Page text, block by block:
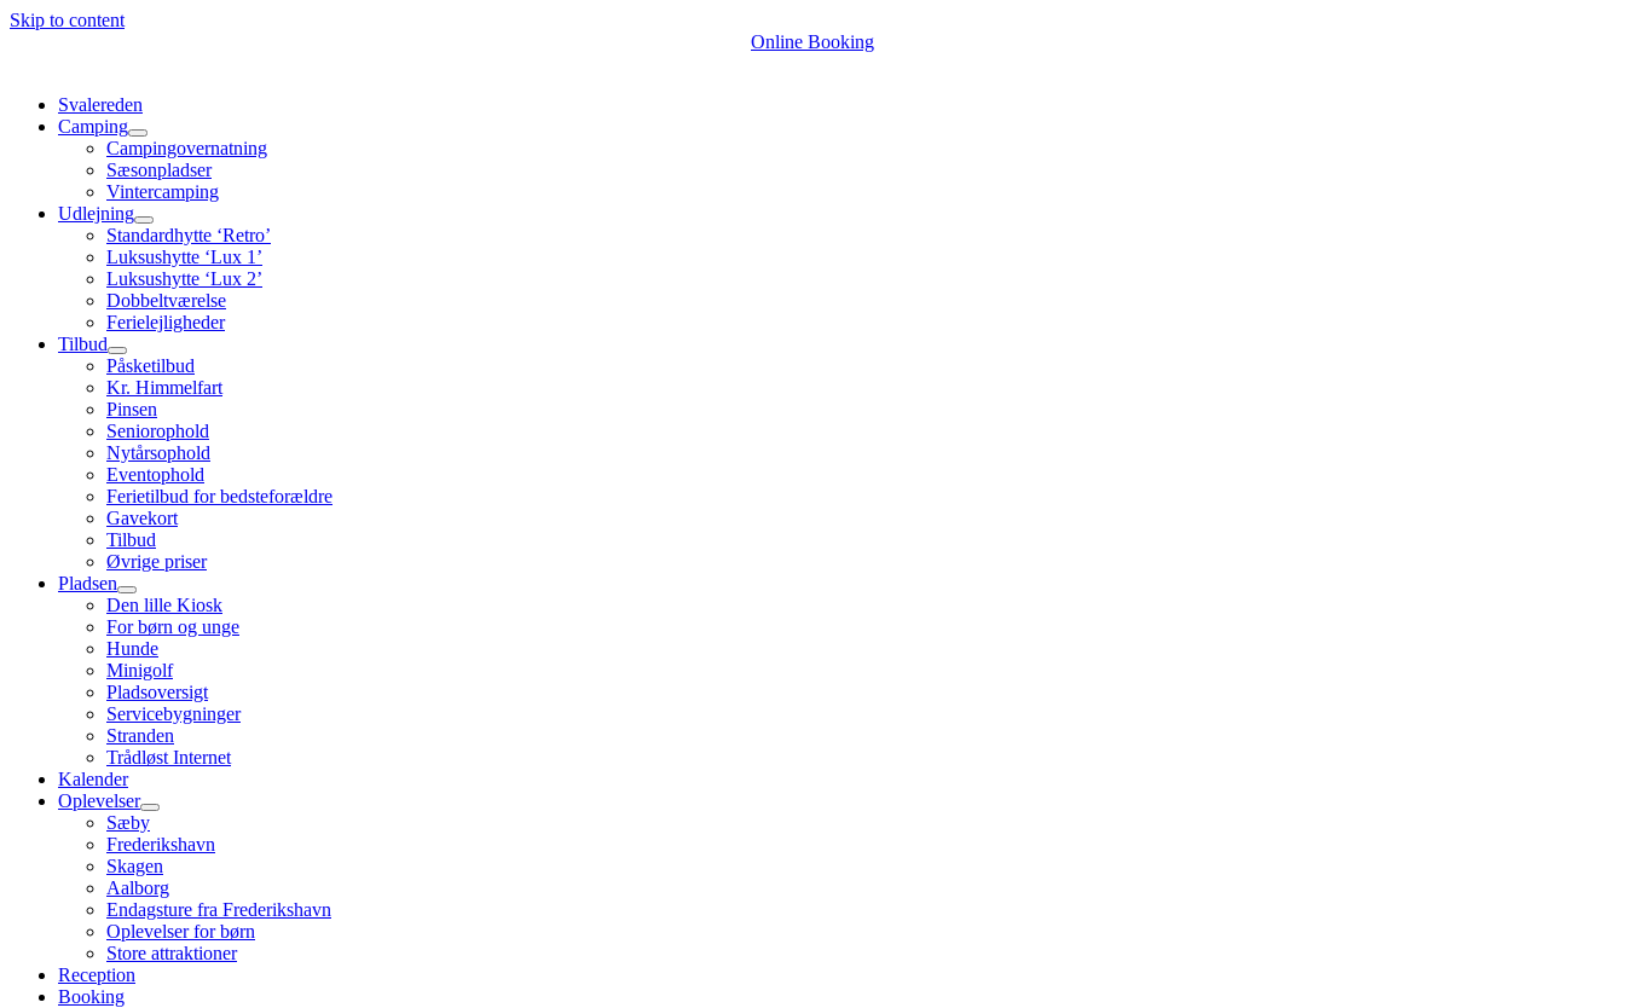
Skip to content
Online Booking
Svalereden
Camping
Campingovernatning
Sæsonpladser
Vintercamping
Udlejning
Standardhytte ‘Retro’
Luksushytte ‘Lux 1’
Luksushytte ‘Lux 2’
Dobbeltværelse
Ferielejligheder
Tilbud
Påsketilbud
Kr. Himmelfart
Pinsen
Seniorophold
Nytårsophold
Eventophold
Ferietilbud for bedsteforældre
Gavekort
Tilbud
Øvrige priser
Pladsen
Den lille Kiosk
For børn og unge
Hunde
Minigolf
Pladsoversigt
Servicebygninger
Stranden
Trådløst Internet
Kalender
Oplevelser
Sæby
Frederikshavn
Skagen
Aalborg
Endagsture fra Frederikshavn
Oplevelser for børn
Store attraktioner
Reception
Booking